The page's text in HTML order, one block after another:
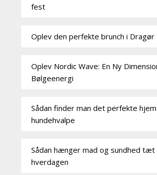
fest
Oplev den perfekte brunch i Dragør
Oplev Nordic Wave: En Ny
Bølgeenergi
Sådan finder man det perfekte
hundehvalpe
Sådan hænger mad og sundhed tæt
hverdagen